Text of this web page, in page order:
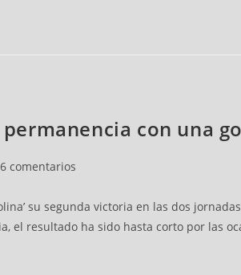
con una
comentarios
su segunda victoria en las dos
el resultado ha sido hasta corto por las